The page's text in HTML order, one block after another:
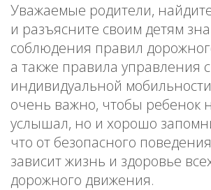
Уважаемые родители,
и разъясните своим детям
соблюдения правил
а также правила управления
индивидуальной
очень важно, чтобы ребенок
услышал, но и хорошо
что от безопасного
зависит жизнь и здоровье
дорожного движения.